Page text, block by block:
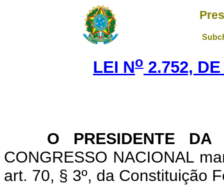
LEI No 2.752,
O PRESIDENTE DA
CONGRESSO NACIONAL
art. 70, § 3º, da Constituição